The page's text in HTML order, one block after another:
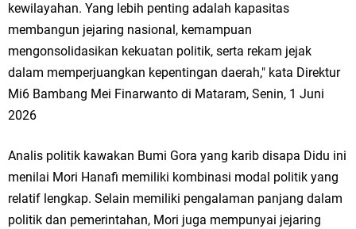
kewilayahan. Yang lebih penting adalah kapasitas
membangun jejaring nasional, kemampuan
mengonsolidasikan kekuatan politik, serta rekam jejak
dalam memperjuangkan kepentingan daerah," kata Direktur
Mi6 Bambang Mei Finarwanto di Mataram, Senin, 1 Juni
2026
Analis politik kawakan Bumi Gora yang karib disapa Didu ini
menilai Mori Hanafi memiliki kombinasi modal politik yang
relatif lengkap. Selain memiliki pengalaman panjang dalam
politik dan pemerintahan, Mori juga mempunyai jejaring